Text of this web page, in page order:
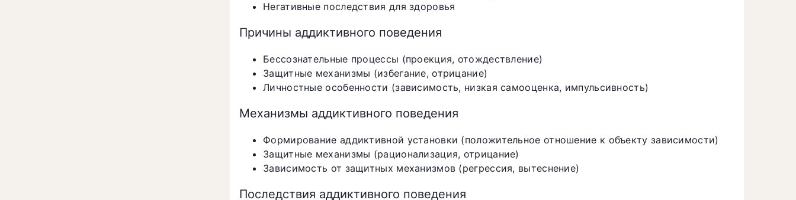
Негативные последствия для здоровья
Причины аддиктивного поведения
Бессознательные процессы (проекция, отождествление)
Защитные механизмы (избегание, отрицание)
Личностные особенности (зависимость, низкая самооценка, импульсивность)
Механизмы аддиктивного поведения
Формирование аддиктивной установки (положительное отношение к объекту зависимости)
Защитные механизмы (рационализация, отрицание)
Зависимость от защитных механизмов (регрессия, вытеснение)
Последствия аддиктивного поведения